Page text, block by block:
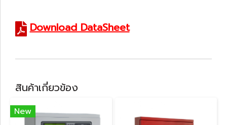
Download DataSheet
สินค้าเกี่ยวข้อง
New